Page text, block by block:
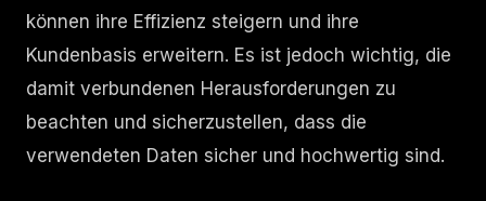
können ihre Effizienz steigern und ihre
Kundenbasis erweitern. Es ist jedoch wichtig, die
damit verbundenen Herausforderungen zu
beachten und sicherzustellen, dass die
verwendeten Daten sicher und hochwertig sind.